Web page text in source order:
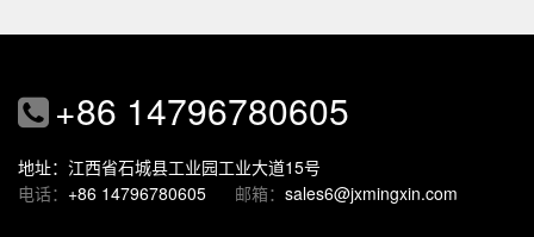
+86 14796780605
地址：江西省石城县工业园工业大道15号
电话： +86 14796780605 邮箱： sales6@jxmingxin.com